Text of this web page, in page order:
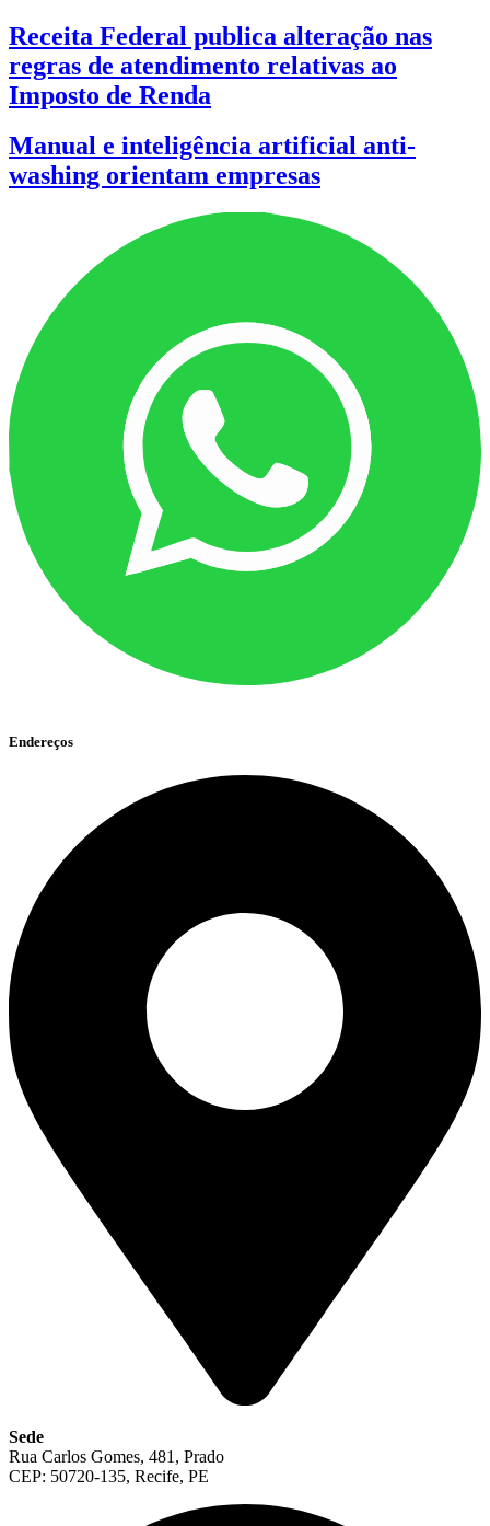
Receita Federal publica alteração nas
regras de atendimento relativas ao
Imposto de Renda
Manual e inteligência artificial anti-
washing orientam empresas
Endereços
Sede
Rua Carlos Gomes, 481, Prado
CEP: 50720-135, Recife, PE